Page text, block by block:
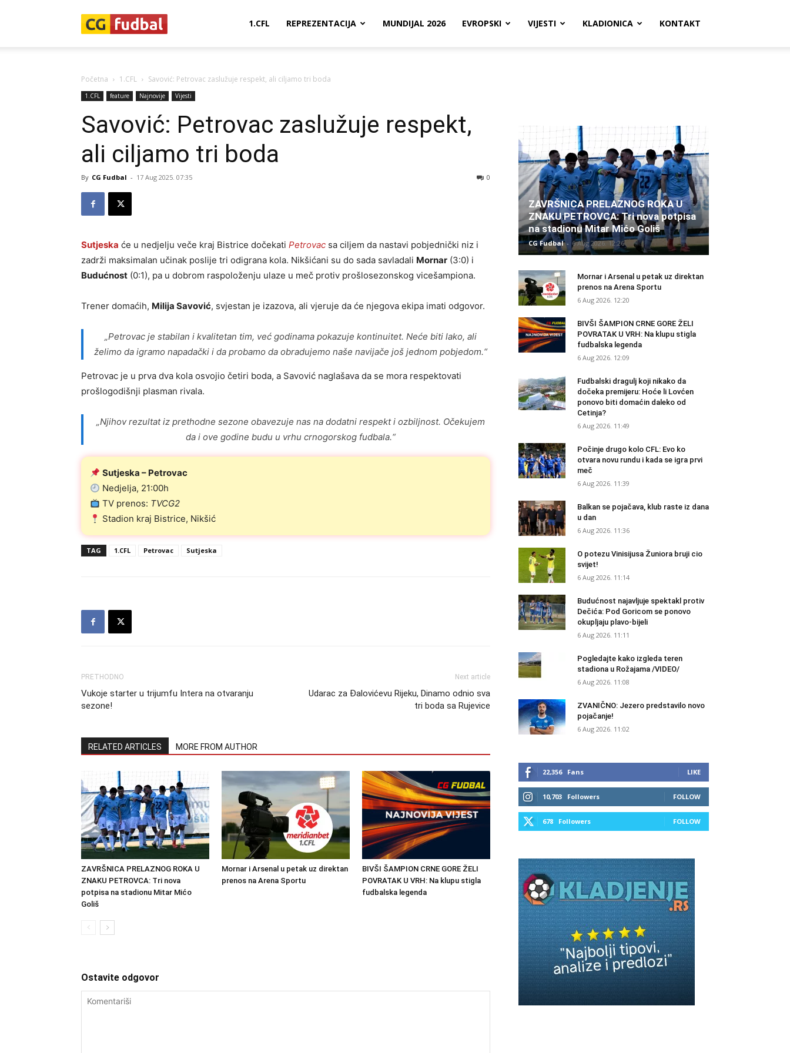
1.CFL REPREZENTACIJA MUNDIJAL 2026 EVROPSKI VIJESTI KLADIONICA KONTAKT
Početna 1.CFL Savović: Petrovac zaslužuje respekt, ali ciljamo tri boda
1.CFL feature Najnovije Vijesti
Savović: Petrovac zaslužuje respekt,
ali ciljamo tri boda
By CG Fudbal - 17 Aug 2025. 07:35 0
Sutjeska će u nedjelju veče kraj Bistrice dočekati Petrovac sa ciljem da nastavi pobjednički niz i
zadrži maksimalan učinak poslije tri odigrana kola. Nikšićani su do sada savladali Mornar (3:0) i
Budućnost (0:1), pa u dobrom raspoloženju ulaze u meč protiv prošlosezonskog vicešampiona.
Trener domaćih, Milija Savović, svjestan je izazova, ali vjeruje da će njegova ekipa imati odgovor.
„Petrovac je stabilan i kvalitetan tim, već godinama pokazuje kontinuitet. Neće biti lako, ali
želimo da igramo napadački i da probamo da obradujemo naše navijače još jednom pobjedom.“
Petrovac je u prva dva kola osvojio četiri boda, a Savović naglašava da se mora respektovati
prošlogodišnji plasman rivala.
„Njihov rezultat iz prethodne sezone obavezuje nas na dodatni respekt i ozbiljnost. Očekujem
da i ove godine budu u vrhu crnogorskog fudbala.“
Sutjeska – Petrovac
Nedjelja, 21:00h
TV prenos: TVCG2
Stadion kraj Bistrice, Nikšić
TAG 1.CFL Petrovac Sutjeska
PRETHODNO
Vukoje starter u trijumfu Intera na otvaranju
sezone!
Next article
Udarac za Đalovićevu Rijeku, Dinamo odnio sva
tri boda sa Rujevice
RELATED ARTICLES MORE FROM AUTHOR
ZAVRŠNICA PRELAZNOG ROKA U
ZNAKU PETROVCA: Tri nova
potpisa na stadionu Mitar Mićo
Goliš
Mornar i Arsenal u petak uz direktan
prenos na Arena Sportu
BIVŠI ŠAMPION CRNE GORE ŽELI
POVRATAK U VRH: Na klupu stigla
fudbalska legenda
Ostavite odgovor
ZAVRŠNICA PRELAZNOG ROKA U
ZNAKU PETROVCA: Tri nova potpisa
na stadionu Mitar Mićo Goliš
CG Fudbal - 6 Aug 2026. 12:26
Mornar i Arsenal u petak uz direktan
prenos na Arena Sportu
6 Aug 2026. 12:20
BIVŠI ŠAMPION CRNE GORE ŽELI
POVRATAK U VRH: Na klupu stigla
fudbalska legenda
6 Aug 2026. 12:09
Fudbalski dragulj koji nikako da
dočeka premijeru: Hoće li Lovćen
ponovo biti domaćin daleko od
Cetinja?
6 Aug 2026. 11:49
Počinje drugo kolo CFL: Evo ko
otvara novu rundu i kada se igra prvi
meč
6 Aug 2026. 11:39
Balkan se pojačava, klub raste iz dana
u dan
6 Aug 2026. 11:36
O potezu Vinisijusa Žuniora bruji cio
svijet!
6 Aug 2026. 11:14
Budućnost najavljuje spektakl protiv
Dečića: Pod Goricom se ponovo
okupljaju plavo-bijeli
6 Aug 2026. 11:11
Pogledajte kako izgleda teren
stadiona u Rožajama /VIDEO/
6 Aug 2026. 11:08
ZVANIČNO: Jezero predstavilo novo
pojačanje!
6 Aug 2026. 11:02
22,356 Fans LIKE
10,703 Followers FOLLOW
678 Followers FOLLOW